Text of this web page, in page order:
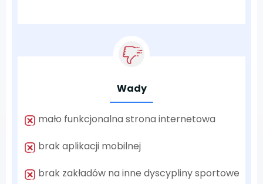
Wady
mało funkcjonalna strona internetowa
brak aplikacji mobilnej
brak zakładów na inne dyscypliny sportowe